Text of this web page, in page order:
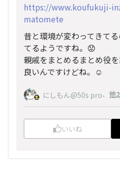
https://www.koufukuji-
matomete
昔と環境が変わってきて
てるようですね。😟
親戚をまとめるまとめ役
良いんですけどね。☺️
にしもん@50s pro、 他
いいね